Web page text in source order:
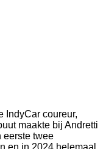
IndyCar coureur,
maakte bij Andretti
eerste twee
en in 2024 helemaal